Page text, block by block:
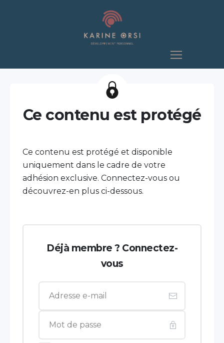
Ce contenu est protégé
Ce contenu est protégé et disponible
uniquement dans le cadre de votre
adhésion exclusive. Connectez-vous ou
découvrez-en plus ci-dessous.
Déjà membre ? Connectez-
vous